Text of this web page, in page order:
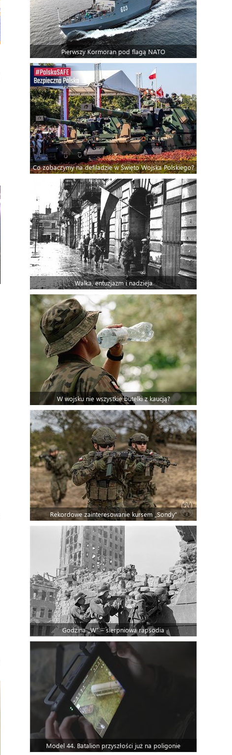
Pierwszy Kormoran pod flagą NATO
Co zobaczymy na defiladzie w Święto Wojska Polskiego?
Walka, entuzjazm i nadzieja
W wojsku nie wszystkie butelki z kaucją?
Rekordowe zainteresowanie kursem „Sondy”
Godzina „W” – sierpniowa rapsodia
Model 44. Batalion przyszłości już na poligonie